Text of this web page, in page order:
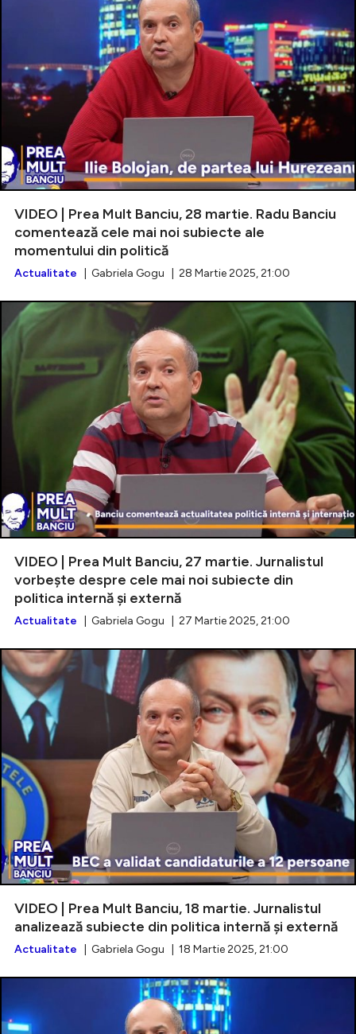
VIDEO | Prea Mult Banciu, 28 martie. Radu Banciu
comentează cele mai noi subiecte ale
momentului din politică
Actualitate | Gabriela Gogu | 28 Martie 2025, 21:00
VIDEO | Prea Mult Banciu, 27 martie. Jurnalistul
vorbește despre cele mai noi subiecte din
politica internă și externă
Actualitate | Gabriela Gogu | 27 Martie 2025, 21:00
VIDEO | Prea Mult Banciu, 18 martie. Jurnalistul
analizează subiecte din politica internă și externă
Actualitate | Gabriela Gogu | 18 Martie 2025, 21:00